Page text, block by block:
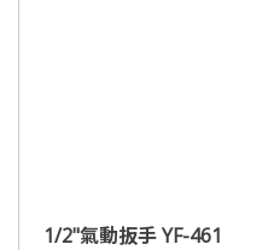
1/2"氣動扳手 YF-461